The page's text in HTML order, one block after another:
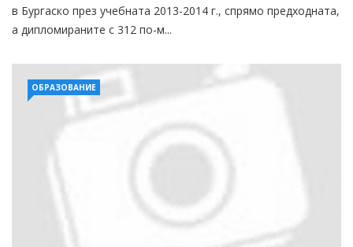
в Бургаско през учебната 2013-2014 г., спрямо предходната,
а дипломираните с 312 по-м...
ОБРАЗОВАНИЕ